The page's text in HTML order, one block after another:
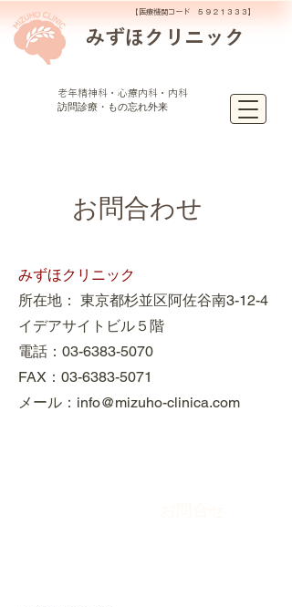
​【 医療機関コード ５９２１３３３】
みずほクリニック
​老年精神科・心療内科・内科
訪問診療・もの忘れ外来
お問合わせ
みずほクリニック
所在地： 東京都杉並区阿佐谷南3-12-4
イデアサイトビル５階
電話：03-6383-5070
FAX：03-6383-5071
メール： info@mizuho-clinica.com